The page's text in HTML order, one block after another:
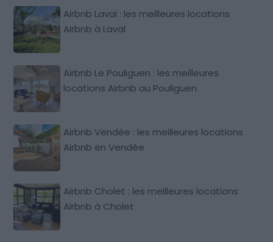
Airbnb Laval : les meilleures locations
Airbnb à Laval
Airbnb Le Pouliguen : les meilleures
locations Airbnb au Pouliguen
Airbnb Vendée : les meilleures locations
Airbnb en Vendée
Airbnb Cholet : les meilleures locations
Airbnb à Cholet